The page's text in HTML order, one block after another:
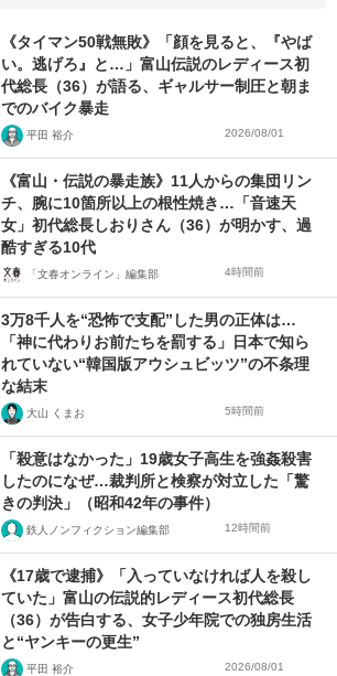
《タイマン50戦無敗》「顔を見ると、『やば
い。逃げろ』と…」富山伝説のレディース初
代総長（36）が語る、ギャルサー制圧と朝ま
でのバイク暴走
平田 裕介 2026/08/01
《富山・伝説の暴走族》11人からの集団リン
チ、腕に10箇所以上の根性焼き…「音速天
女」初代総長しおりさん（36）が明かす、過
酷すぎる10代
「文春オンライン」編集部 4時間前
3万8千人を“恐怖で支配”した男の正体は…
「神に代わりお前たちを罰する」日本で知ら
れていない“韓国版アウシュビッツ”の不条理
な結末
大山 くまお 5時間前
「殺意はなかった」19歳女子高生を強姦殺害
したのになぜ…裁判所と検察が対立した「驚
きの判決」（昭和42年の事件）
鉄人ノンフィクション編集部 12時間前
《17歳で逮捕》「入っていなければ人を殺し
ていた」富山の伝説的レディース初代総長
（36）が告白する、女子少年院での独房生活
と“ヤンキーの更生”
平田 裕介 2026/08/01